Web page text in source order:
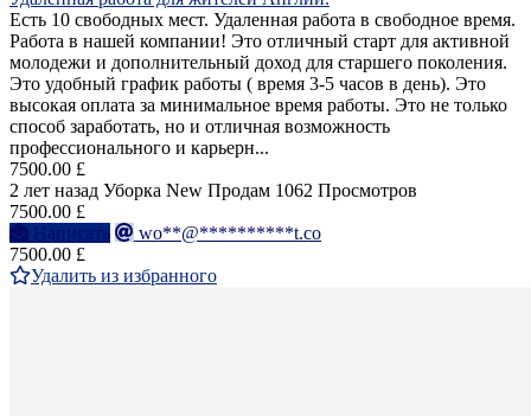
Есть 10 свободных мест. Удаленная работа в свободное время.
Работа в нашей компании! Это отличный старт для активной
молодежи и дополнительный доход для старшего поколения.
Это удобный график работы ( время 3-5 часов в день). Это
высокая оплата за минимальное время работы. Это не только
способ заработать, но и отличная возможность
профессионального и карьерн...
7500.00 £
2 лет назад Уборка New Продам 1062 Просмотров
7500.00 £
Написать
wo**@**********t.co
7500.00 £
Удалить из избранного